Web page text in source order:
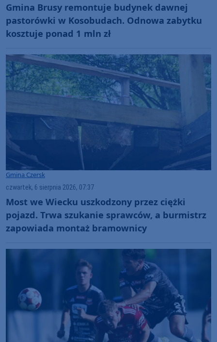
Gmina Brusy remontuje budynek dawnej
pastorówki w Kosobudach. Odnowa zabytku
kosztuje ponad 1 mln zł
Gmina Czersk
czwartek, 6 sierpnia 2026, 07:37
Most we Wiecku uszkodzony przez ciężki
pojazd. Trwa szukanie sprawców, a burmistrz
zapowiada montaż bramownicy